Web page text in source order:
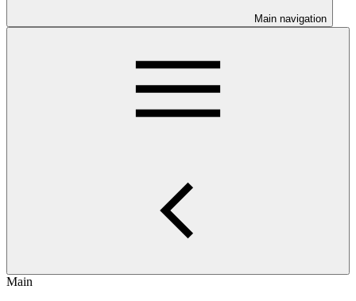
Main navigation
Main